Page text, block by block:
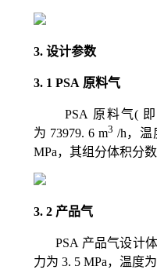
3. 设计参数
3. 1 PSA 原料气
PSA 原料气(
为 73979. 6 m3 /h，温
MPa，其组分体积分
3. 2 产品气
PSA 产品气设计
力为 3. 5 MPa，温度为